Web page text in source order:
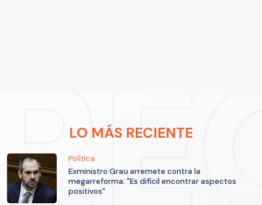
LO MÁS RECIENTE
Política
Exministro Grau arremete contra la
megarreforma: "Es difícil encontrar aspectos
positivos"